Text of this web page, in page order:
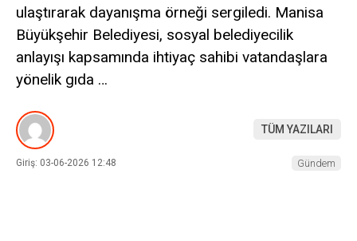
ulaştırarak dayanışma örneği sergiledi. Manisa
Büyükşehir Belediyesi, sosyal belediyecilik
anlayışı kapsamında ihtiyaç sahibi vatandaşlara
yönelik gıda …
TÜM YAZILARI
Giriş: 03-06-2026 12:48 Gündem